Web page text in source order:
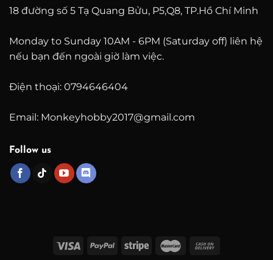
18 đường số 5 Tạ Quang Bửu, P5,Q8, TP.Hồ Chí Minh
Monday to Sunday 10AM - 6PM (Saturday off) liên hệ
nếu bạn đến ngoài giờ làm việc.
Điện thoại: 0794646404
Email: Monkeyhobby2017@gmail.com
Follow us